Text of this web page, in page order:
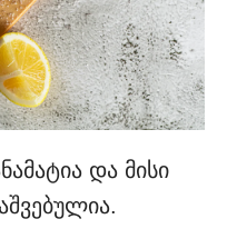
და მისი